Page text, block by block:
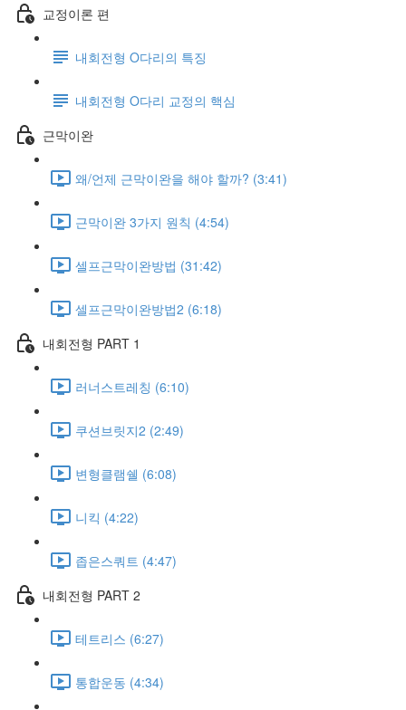
교정이론 편
내회전형 O다리의 특징
내회전형 O다리 교정의 핵심
근막이완
왜/언제 근막이완을 해야 할까? (3:41)
근막이완 3가지 원칙 (4:54)
셀프근막이완방법 (31:42)
셀프근막이완방법2 (6:18)
내회전형 PART 1
러너스트레칭 (6:10)
쿠션브릿지2 (2:49)
변형클램쉘 (6:08)
니킥 (4:22)
좁은스쿼트 (4:47)
내회전형 PART 2
테트리스 (6:27)
통합운동 (4:34)